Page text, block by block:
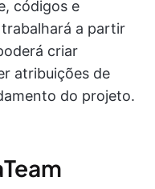
códigos e
a partir
criar
atribuições de
do projeto.